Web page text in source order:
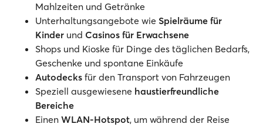
Mahlzeiten und Getränke
Unterhaltungsangebote wie Spielräume für
Kinder und Casinos für Erwachsene
Shops und Kioske für Dinge des täglichen Bedarfs,
Geschenke und spontane Einkäufe
Autodecks für den Transport von Fahrzeugen
Speziell ausgewiesene haustierfreundliche
Bereiche
Einen WLAN-Hotspot, um während der Reise